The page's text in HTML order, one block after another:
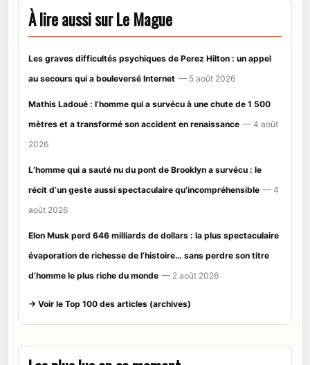
À lire aussi sur Le Mague
Les graves difficultés psychiques de Perez Hilton : un appel
au secours qui a bouleversé Internet — 5 août 2026
Mathis Ladoué : l’homme qui a survécu à une chute de 1 500
mètres et a transformé son accident en renaissance — 4 août
2026
L’homme qui a sauté nu du pont de Brooklyn a survécu : le
récit d’un geste aussi spectaculaire qu’incompréhensible — 4
août 2026
Elon Musk perd 646 milliards de dollars : la plus spectaculaire
évaporation de richesse de l’histoire… sans perdre son titre
d’homme le plus riche du monde — 2 août 2026
→ Voir le Top 100 des articles (archives)